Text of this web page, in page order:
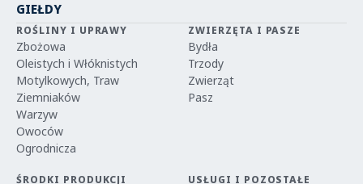
GIEŁDY
ROŚLINY I UPRAWY
Zbożowa
Oleistych i Włóknistych
Motylkowych, Traw
Ziemniaków
Warzyw
Owoców
Ogrodnicza
ZWIERZĘTA I PASZE
Bydła
Trzody
Zwierząt
Pasz
ŚRODKI PRODUKCJI USŁUGI I POZOSTAŁE